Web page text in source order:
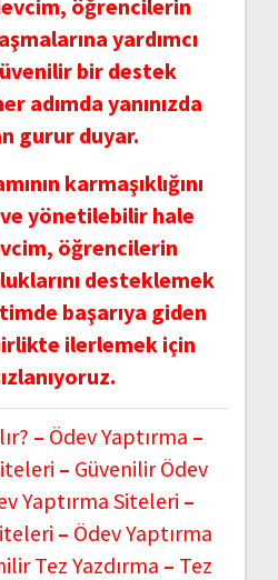
öğrencilerin
yardımcı
bir destek
adımda yanınızda
gurur duyar.
karmaşıklığını
ve yönetilebilir hale
öğrencilerin
desteklemek
başarıya giden
ilerlemek için
– Ödev Yaptırma –
– Güvenilir Ödev
Yaptırma Siteleri –
– Ödev Yaptırma
Tez Yazdırma – Tez